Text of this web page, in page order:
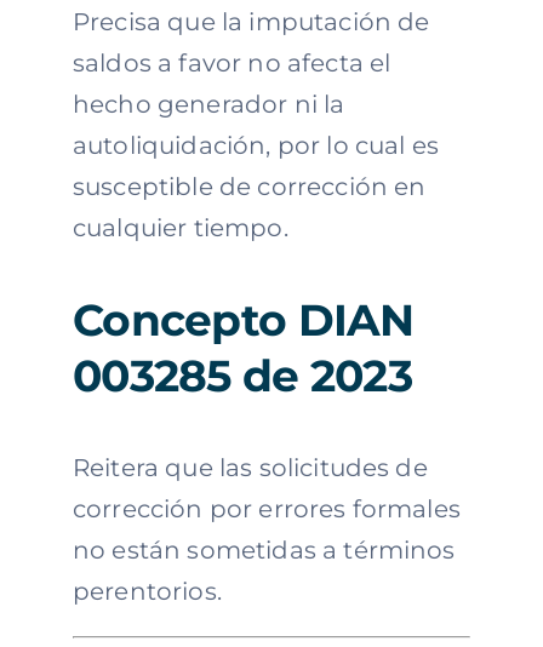
Precisa que la imputación de
saldos a favor no afecta el
hecho generador ni la
autoliquidación, por lo cual es
susceptible de corrección en
cualquier tiempo.
Concepto DIAN
003285 de 2023
Reitera que las solicitudes de
corrección por errores formales
no están sometidas a términos
perentorios.